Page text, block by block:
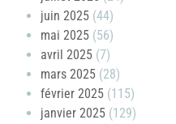
juin 2025 (44)
mai 2025 (56)
avril 2025 (7)
mars 2025 (28)
février 2025 (115)
janvier 2025 (129)